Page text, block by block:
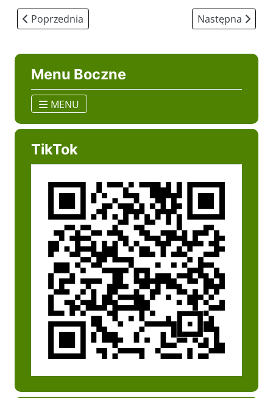
Menu Boczne
MENU
TikTok
Poprzednia strona: „Strzelnica w Powiecie 2025”
Poprzednia Następna
Następna